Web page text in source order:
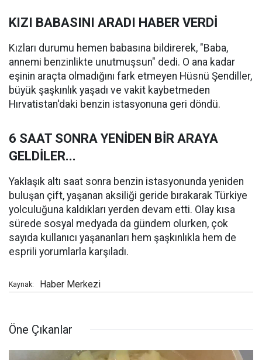
KIZI BABASINI ARADI HABER VERDİ
Kızları durumu hemen babasına bildirerek, "Baba,
annemi benzinlikte unutmuşsun" dedi. O ana kadar
eşinin araçta olmadığını fark etmeyen Hüsnü Şendiller,
büyük şaşkınlık yaşadı ve vakit kaybetmeden
Hırvatistan'daki benzin istasyonuna geri döndü.
6 SAAT SONRA YENİDEN BİR ARAYA
GELDİLER...
Yaklaşık altı saat sonra benzin istasyonunda yeniden
buluşan çift, yaşanan aksiliği geride bırakarak Türkiye
yolculuğuna kaldıkları yerden devam etti. Olay kısa
sürede sosyal medyada da gündem olurken, çok
sayıda kullanıcı yaşananları hem şaşkınlıkla hem de
esprili yorumlarla karşıladı.
Kaynak: Haber Merkezi
Öne Çıkanlar